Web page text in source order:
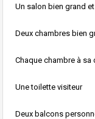
Un salon bien grand
Deux chambres bien
Chaque chambre à
Une toilette visiteur
Deux balcons